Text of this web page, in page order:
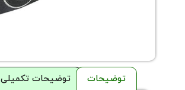
توضیحات توضیحات تکمیلی